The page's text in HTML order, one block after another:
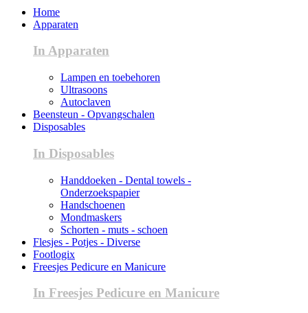
Home
Apparaten
In Apparaten
Lampen en toebehoren
Ultrasoons
Autoclaven
Beensteun - Opvangschalen
Disposables
In Disposables
Handdoeken - Dental towels -
Onderzoekspapier
Handschoenen
Mondmaskers
Schorten - muts - schoen
Flesjes - Potjes - Diverse
Footlogix
Freesjes Pedicure en Manicure
In Freesjes Pedicure en Manicure